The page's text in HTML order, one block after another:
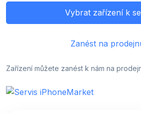
Vybrat zařízení k
Zanést na
Zařízení můžete zanést k nám na